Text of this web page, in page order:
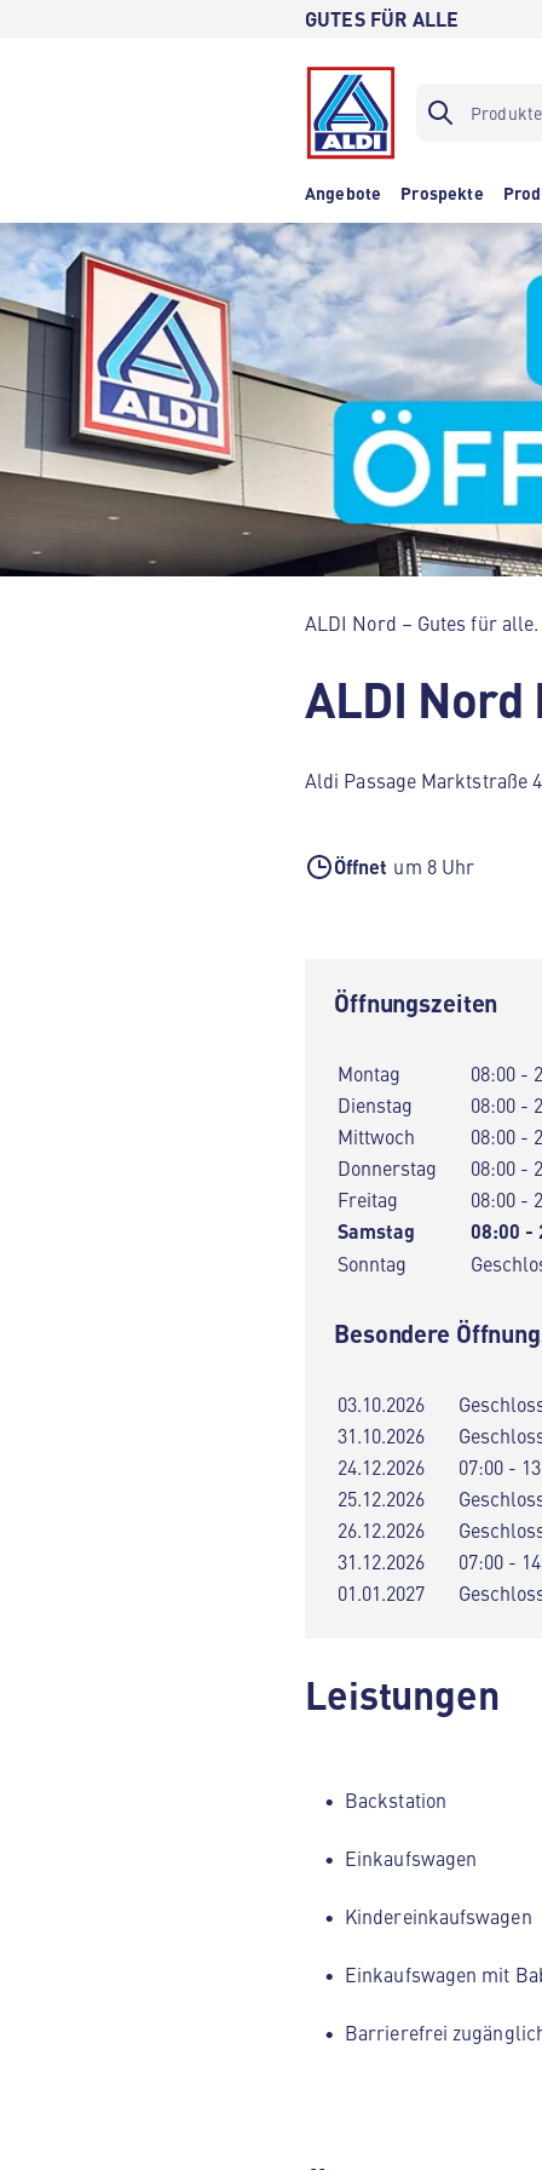
GUTES FÜR ALLE
Angebote Prospekte
ALDI Nord – Gutes für alle.
ALDI Nord
Aldi Passage Marktstraße
Öffnet um 8 Uhr
Öffnungszeiten
Montag
08:00 -
Dienstag
08:00 -
Mittwoch
08:00 -
Donnerstag
08:00 -
Freitag
08:00 -
Samstag 08:00 -
Sonntag
Besondere
03.10.2026
31.10.2026
24.12.2026
07:00 -
25.12.2026
26.12.2026
31.12.2026
07:00 -
01.01.2027
Leistungen
Backstation
Einkaufswagen
Kindereinkaufswagen
Einkaufswagen mit
Barrierefrei